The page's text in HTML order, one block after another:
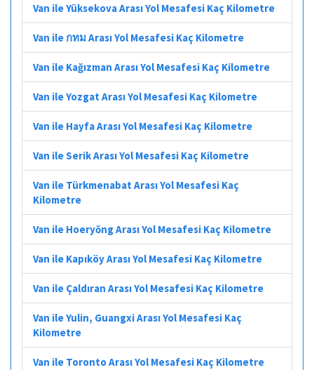
Van ile Yüksekova Arası Yol Mesafesi Kaç Kilometre
Van ile กทม Arası Yol Mesafesi Kaç Kilometre
Van ile Kağızman Arası Yol Mesafesi Kaç Kilometre
Van ile Yozgat Arası Yol Mesafesi Kaç Kilometre
Van ile Hayfa Arası Yol Mesafesi Kaç Kilometre
Van ile Serik Arası Yol Mesafesi Kaç Kilometre
Van ile Türkmenabat Arası Yol Mesafesi Kaç
Kilometre
Van ile Hoeryŏng Arası Yol Mesafesi Kaç Kilometre
Van ile Kapıköy Arası Yol Mesafesi Kaç Kilometre
Van ile Çaldıran Arası Yol Mesafesi Kaç Kilometre
Van ile Yulin, Guangxi Arası Yol Mesafesi Kaç
Kilometre
Van ile Toronto Arası Yol Mesafesi Kaç Kilometre